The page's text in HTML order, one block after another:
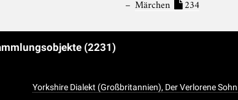
Märchen 234
(2231)
Yorkshire Dialekt (Großbritannien), Der Verlorene